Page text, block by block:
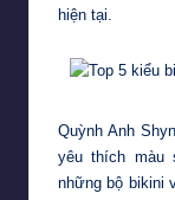
hiện tại.
Quỳnh Anh
yêu thích màu
những bộ bikini